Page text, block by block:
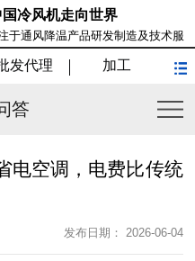
冷风机走向世界
于通风降温产品研发制造及技术服
发代理 加工
答
电空调，电费比传统
发布日期： 2026-06-04